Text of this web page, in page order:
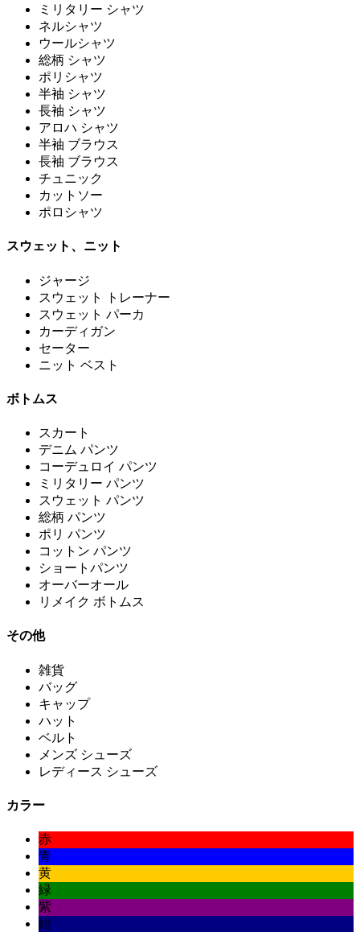
ミリタリー シャツ
ネルシャツ
ウールシャツ
総柄 シャツ
ポリシャツ
半袖 シャツ
長袖 シャツ
アロハ シャツ
半袖 ブラウス
長袖 ブラウス
チュニック
カットソー
ポロシャツ
スウェット、ニット
ジャージ
スウェット トレーナー
スウェット パーカ
カーディガン
セーター
ニット ベスト
ボトムス
スカート
デニム パンツ
コーデュロイ パンツ
ミリタリー パンツ
スウェット パンツ
総柄 パンツ
ポリ パンツ
コットン パンツ
ショートパンツ
オーバーオール
リメイク ボトムス
その他
雑貨
バッグ
キャップ
ハット
ベルト
メンズ シューズ
レディース シューズ
カラー
赤
青
黄
緑
紫
紺